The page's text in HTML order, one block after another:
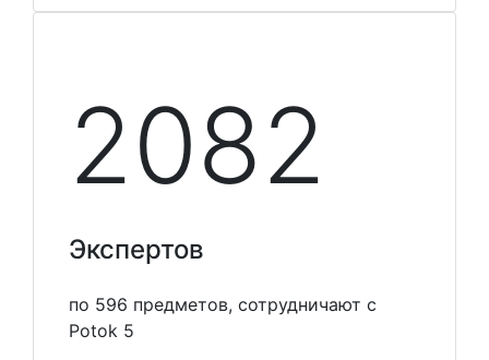
2100
Экспертов
по 596 предметов, сотрудничают с
Potok 5